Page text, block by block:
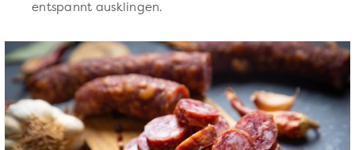
entspannt ausklingen.